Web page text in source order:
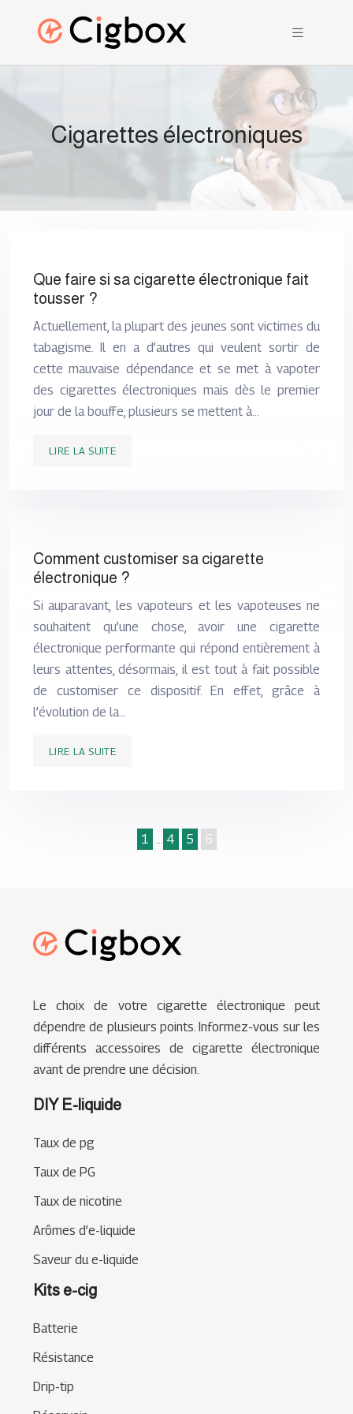
Cigarettes électroniques
Que faire si sa cigarette électronique fait
tousser ?
Actuellement, la plupart des jeunes sont victimes du
tabagisme. Il en a d’autres qui veulent sortir de
cette mauvaise dépendance et se met à vapoter
des cigarettes électroniques mais dès le premier
jour de la bouffe, plusieurs se mettent à…
LIRE LA SUITE
Comment customiser sa cigarette
électronique ?
Si auparavant, les vapoteurs et les vapoteuses ne
souhaitent qu’une chose, avoir une cigarette
électronique performante qui répond entièrement à
leurs attentes, désormais, il est tout à fait possible
de customiser ce dispositif. En effet, grâce à
l’évolution de la…
LIRE LA SUITE
1 4 5 6
Le choix de votre cigarette électronique peut
dépendre de plusieurs points. Informez-vous sur les
différents accessoires de cigarette électronique
avant de prendre une décision.
DIY E-liquide
Taux de pg
Taux de PG
Taux de nicotine
Arômes d’e-liquide
Saveur du e-liquide
Kits e-cig
Batterie
Résistance
Drip-tip